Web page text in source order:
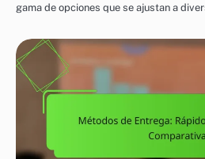
gama de opciones que se ajustan a